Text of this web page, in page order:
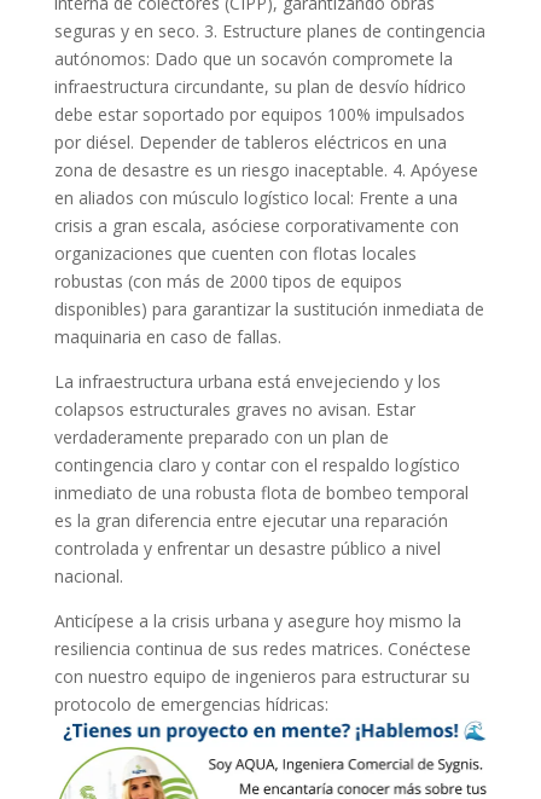
seguras y en seco. 3. Estructure planes de contingencia
autónomos: Dado que un socavón compromete la
infraestructura circundante, su plan de desvío hídrico
debe estar soportado por equipos 100% impulsados
por diésel. Depender de tableros eléctricos en una
zona de desastre es un riesgo inaceptable. 4. Apóyese
en aliados con músculo logístico local: Frente a una
crisis a gran escala, asóciese corporativamente con
organizaciones que cuenten con flotas locales
robustas (con más de 2000 tipos de equipos
disponibles) para garantizar la sustitución inmediata de
maquinaria en caso de fallas.
La infraestructura urbana está envejeciendo y los
colapsos estructurales graves no avisan. Estar
verdaderamente preparado con un plan de
contingencia claro y contar con el respaldo logístico
inmediato de una robusta flota de bombeo temporal
es la gran diferencia entre ejecutar una reparación
controlada y enfrentar un desastre público a nivel
nacional.
Anticípese a la crisis urbana y asegure hoy mismo la
resiliencia continua de sus redes matrices. Conéctese
con nuestro equipo de ingenieros para estructurar su
protocolo de emergencias hídricas: